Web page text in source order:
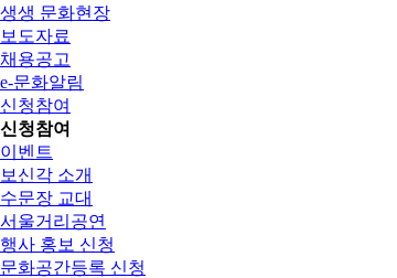
생생 문화현장
보도자료
채용공고
e-문화알림
신청참여
신청참여
이벤트
보신각 소개
수문장 교대
서울거리공연
행사 홍보 신청
문화공간등록 신청